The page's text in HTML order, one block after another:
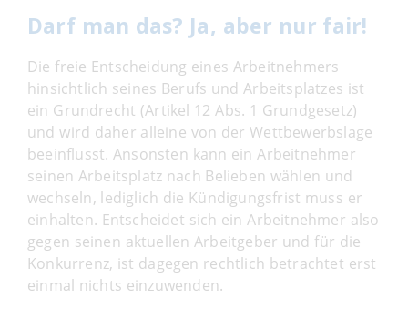
Darf man das? Ja, aber nur fair!
Die freie Entscheidung eines Arbeitnehmers
hinsichtlich seines Berufs und Arbeitsplatzes ist
ein Grundrecht (Artikel 12 Abs. 1 Grundgesetz)
und wird daher alleine von der Wettbewerbslage
beeinflusst. Ansonsten kann ein Arbeitnehmer
seinen Arbeitsplatz nach Belieben wählen und
wechseln, lediglich die Kündigungsfrist muss er
einhalten. Entscheidet sich ein Arbeitnehmer also
gegen seinen aktuellen Arbeitgeber und für die
Konkurrenz, ist dagegen rechtlich betrachtet erst
einmal nichts einzuwenden.